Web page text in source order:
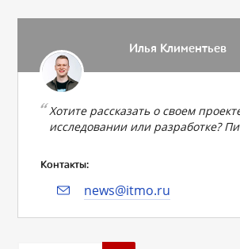
Илья Климентьев
Хотите рассказать о своем
исследовании или разработке?
Контакты:
news@itmo.ru